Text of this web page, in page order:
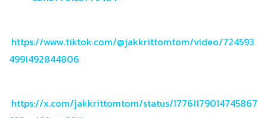
https://www.tiktok.com/@jakkrittomtom/video/724593
4991492844806
https://x.com/jakkrittomtom/status/17761179014745867